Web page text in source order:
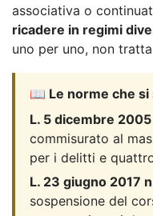
associativa o
ricadere in regimi
uno per uno, non
📖 Le norme che
L. 5 dicembre 2005
commisurato al
per i delitti e
L. 23 giugno 2017
sospensione del